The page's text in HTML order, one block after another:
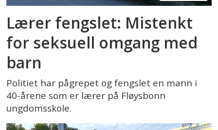
Lærer fengslet: Mistenkt
for seksuell omgang med
barn
Politiet har pågrepet og fengslet en mann i
40-årene som er lærer på Fløysbonn
ungdomsskole.